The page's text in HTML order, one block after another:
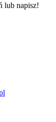
lub napisz!